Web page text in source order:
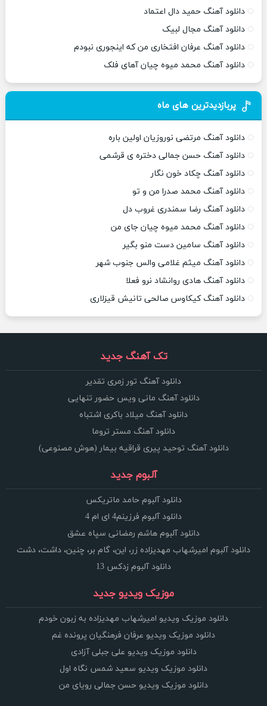
دانلود آهنگ حمید دال اعتماد
دانلود آهنگ مجال لبیک
دانلود آهنگ عرفان افتخاری من که اینجوری نبودم
دانلود آهنگ محمد میوه چیان آهای فلک
پربازدیدترین های ماه
دانلود آهنگ مرتضی نوروزیان اولین باره
دانلود آهنگ حسن جمالی دختره ی قرشمی
دانلود آهنگ چکاد خون نگار
دانلود آهنگ محمد صدرا من و تو
دانلود آهنگ رضا سمندری غروب دل
دانلود آهنگ محمد میوه چیان جای من
دانلود آهنگ سامین دست منو بگیر
دانلود آهنگ میثم غلامی والس جنوب شهر
دانلود آهنگ هادی روانشاد نرو فعلا
دانلود آهنگ کیکاوس صالحی تانیش قیزلاری
تک آهنگ جدید
دانلود آهنگ تور زمری تقدیر
دانلود آهنگ مانی ویس حضور تنهایی
دانلود آهنگ میلاد باکری اشتباه
دانلود آهنگ مستر تروما
دانلود آهنگ توحید پیری قراقیه بیمار (هوش مصنوعی)
آلبوم جدید
دانلود آلبوم حامد ماتریکس
دانلود آلبوم فرزینم4 ای ام 4
دانلود آلبوم هاشم رمضانی سپاه عشق
دانلود آلبوم امیرشهاب مهدیزاده زر، این، گام بر، چنین، داشت، دشت
دانلود آلبوم زدکس 13
موزیک ویدیو جدید
دانلود موزیک ویدیو امیرشهاب مهدیزاده به زبون خودم
دانلود موزیک ویدیو عرفان فرهنگیان پرونده غم
دانلود موزیک ویدیو علی جبلی آزادی
دانلود موزیک ویدیو سعید شمس نگاه اول
دانلود موزیک ویدیو حسن جمالی رویای من